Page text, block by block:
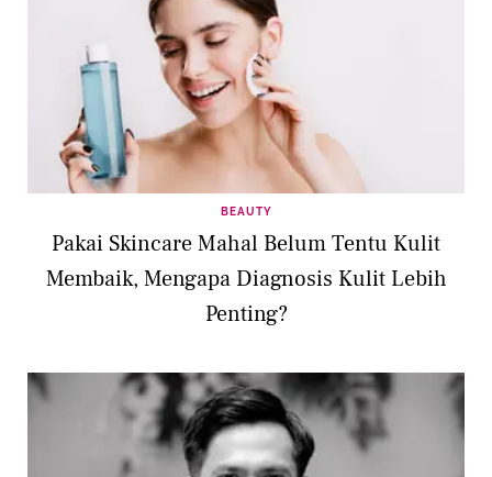
BEAUTY
Pakai Skincare Mahal Belum Tentu Kulit
Membaik, Mengapa Diagnosis Kulit Lebih
Penting?